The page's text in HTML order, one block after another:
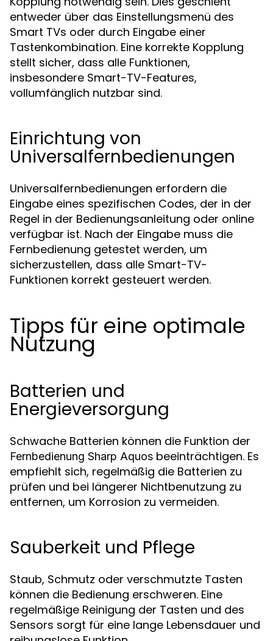
entweder über das Einstellungsmenü des
Smart TVs oder durch Eingabe einer
Tastenkombination. Eine korrekte Kopplung
stellt sicher, dass alle Funktionen,
insbesondere Smart-TV-Features,
vollumfänglich nutzbar sind.
Einrichtung von
Universalfernbedienungen
Universalfernbedienungen erfordern die
Eingabe eines spezifischen Codes, der in der
Regel in der Bedienungsanleitung oder online
verfügbar ist. Nach der Eingabe muss die
Fernbedienung getestet werden, um
sicherzustellen, dass alle Smart-TV-
Funktionen korrekt gesteuert werden.
Tipps für eine optimale
Nutzung
Batterien und
Energieversorgung
Schwache Batterien können die Funktion der
Fernbedienung Sharp Aquos beeinträchtigen. Es
empfiehlt sich, regelmäßig die Batterien zu
prüfen und bei längerer Nichtbenutzung zu
entfernen, um Korrosion zu vermeiden.
Sauberkeit und Pflege
Staub, Schmutz oder verschmutzte Tasten
können die Bedienung erschweren. Eine
regelmäßige Reinigung der Tasten und des
Sensors sorgt für eine lange Lebensdauer und